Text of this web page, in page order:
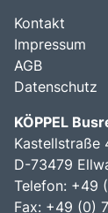
Kontakt
Impressum
AGB
Datenschutz
KÖPPEL
Kastellstraße
D-73479
Telefon: +49
Fax: +49 (0)